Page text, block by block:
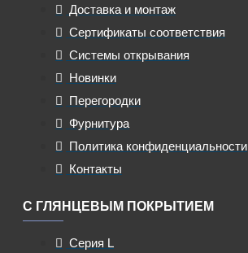
Доставка и монтаж
Сертификаты соответствия
Системы открывания
Новинки
Перегородки
Фурнитура
Политика конфиденциальности
Контакты
С ГЛЯНЦЕВЫМ ПОКРЫТИЕМ
Серия L